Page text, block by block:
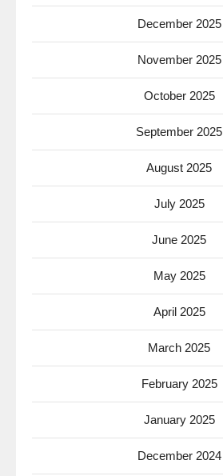
December 2025
November 2025
October 2025
September 2025
August 2025
July 2025
June 2025
May 2025
April 2025
March 2025
February 2025
January 2025
December 2024